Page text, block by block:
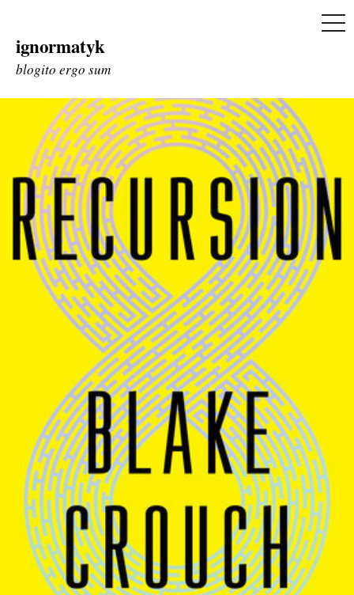
Skip
to
ignormatyk
blogito ergo sum